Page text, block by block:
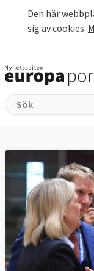
Den här
sig av cookies.